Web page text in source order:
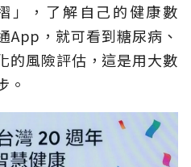
」，了解自己的健康數
App，就可看到糖尿病、
的風險評估，這是用大數
。